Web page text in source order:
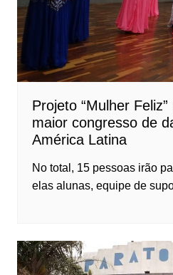
Projeto “Mulher
maior congresso de
América Latina
No total, 15 pessoas irão
elas alunas, equipe de